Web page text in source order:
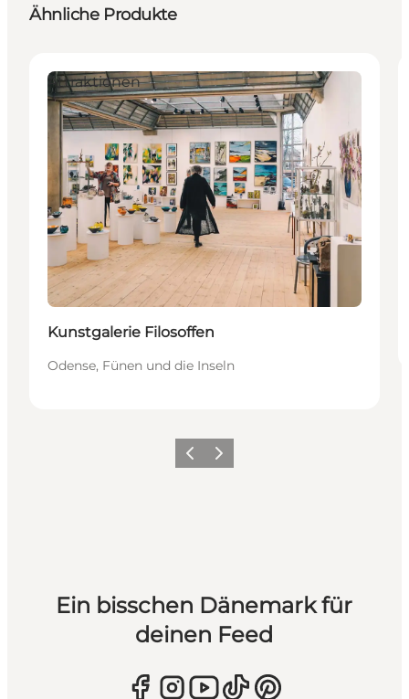
Ähnliche Produkte
Attraktionen
Kunstgalerie Filosoffen
Odense, Fünen und die Inseln
ZurückWeiter
Ein bisschen Dänemark für
deinen Feed